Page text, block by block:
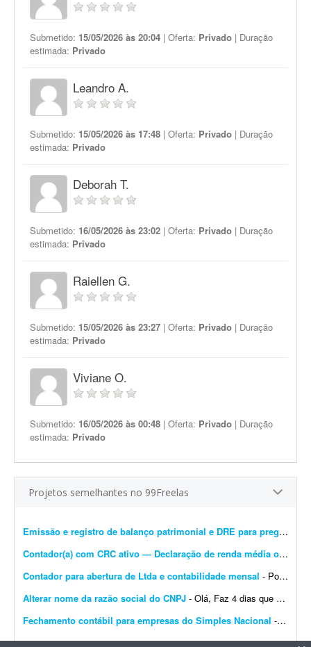
Submetido: 15/05/2026 às 20:04 | Oferta: Privado | Duração
estimada: Privado
Leandro A.
Submetido: 15/05/2026 às 17:48 | Oferta: Privado | Duração
estimada: Privado
Deborah T.
Submetido: 16/05/2026 às 23:02 | Oferta: Privado | Duração
estimada: Privado
Raiellen G.
Submetido: 15/05/2026 às 23:27 | Oferta: Privado | Duração
estimada: Privado
Viviane O.
Submetido: 16/05/2026 às 00:48 | Oferta: Privado | Duração
estimada: Privado
Projetos semelhantes no 99Freelas
Emissão e registro de balanço patrimonial e DRE para pregão
Contador(a) com CRC ativo — Declaração de renda média ou DECORE para PROUNI
Contador para abertura de Ltda e contabilidade mensal - Português: Procuro um contador ou escritório de contabilidade para uma Ltda em constituição no Rio de Janeiro, com sócio estrangeiro não residente (belga)....
Alterar nome da razão social do CNPJ - Olá, Faz 4 dias que abri um CNPJ novo no Simples Nacional. Precisei abrir uma conta no TikTok e o CPF aparece com meu nome de casada; por isso houve divergência no nome registrado na ...
Fechamento contábil para empresas do Simples Nacional - - Fechamento contábil de 30 empresas do Simples Nacional, referente a 2025. - Entrega com contas conciliadas e demonstrativo de composição de contas. - Empresas prestadoras de ...